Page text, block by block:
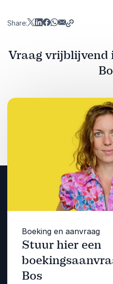
Share:
Vraag vrijblijvend
Boeking en aanvraag
Stuur hier een
Bos